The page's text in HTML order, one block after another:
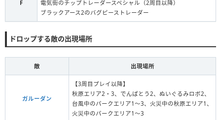
F
電気街のチップトレーダースペシャル（2周目以降）
ブラックアース2のバグピーストレーダー
ドロップする敵の出現場所
敵 出現場所
ガルーダン
【3周目プレイ以降】
秋原エリア2・3、でんぱとう2、ぬいぐるみロボ2、
台風中のパークエリア1〜3、火災中の秋原エリア1、
火災中のパークエリア1〜3